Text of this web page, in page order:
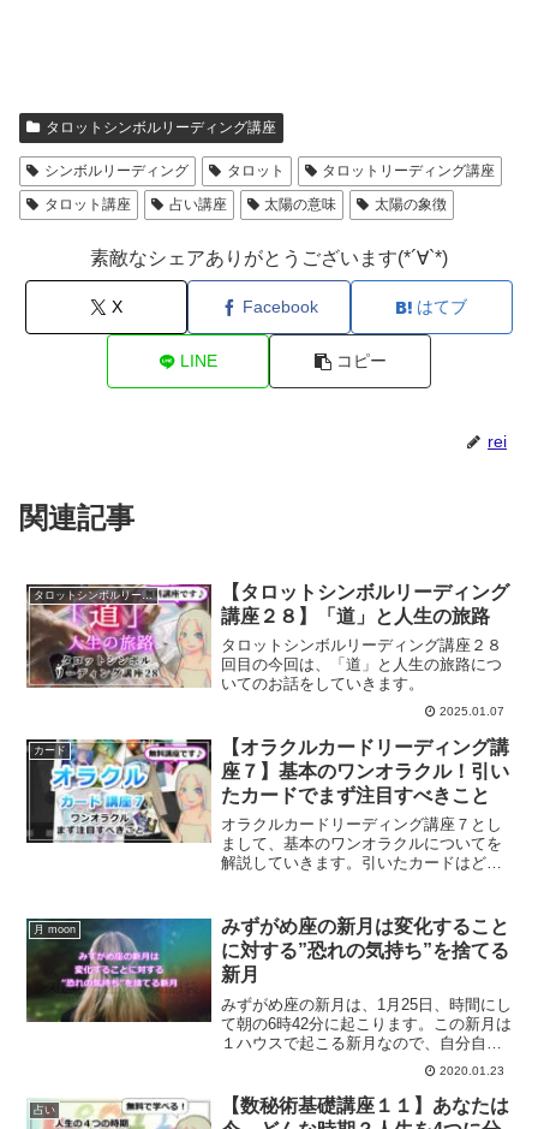
タロットシンボルリーディング講座
シンボルリーディング タロット
タロットリーディング講座
タロット講座
占い講座 太陽の意味 太陽の象徴
素敵なシェアありがとうございます(*´∀`*)
X Facebook はてブ
LINE コピー
rei
関連記事
タロットシンボルリーディング講座
【タロットシンボルリーディング
講座２８】「道」と人生の旅路
タロットシンボルリーディング講座２８
回目の今回は、「道」と人生の旅路につ
いてのお話をしていきます。
2025.01.07
カード
【オラクルカードリーディング講
座７】基本のワンオラクル！引い
たカードでまず注目すべきこと
オラクルカードリーディング講座７とし
まして、基本のワンオラクルについてを
解説していきます。引いたカードはどこ
月 moon
みずがめ座の新月は変化すること
に対する”恐れの気持ち”を捨てる
新月
みずがめ座の新月は、1月25日、時間にし
て朝の6時42分に起こります。この新月は
１ハウスで起こる新月なので、自分自身
が変化することに対する恐れの気持ちを
捨てる新月です。水瓶座の新月をホロス
コープを交えて解説していきます。
2020.01.23
占い
【数秘術基礎講座１１】あなたは